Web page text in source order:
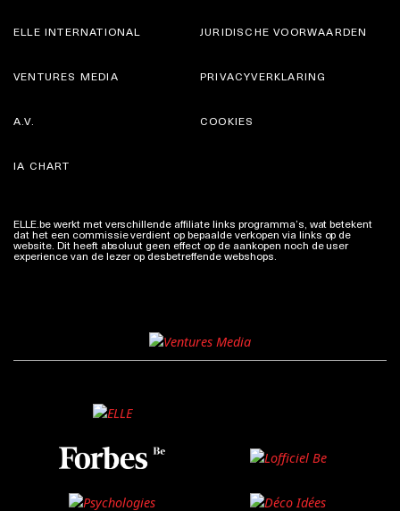
ELLE INTERNATIONAL
VENTURES MEDIA
JURIDISCHE VOORWAARDEN
PRIVACYVERKLARING
A.V.
IA CHART
COOKIES
ELLE.be werkt met verschillende affiliate links programma’s, wat betekent
dat het een commissie verdient op bepaalde verkopen via links op de
website. Dit heeft absoluut geen effect op de aankopen noch de user
experience van de lezer op desbetreffende webshops.